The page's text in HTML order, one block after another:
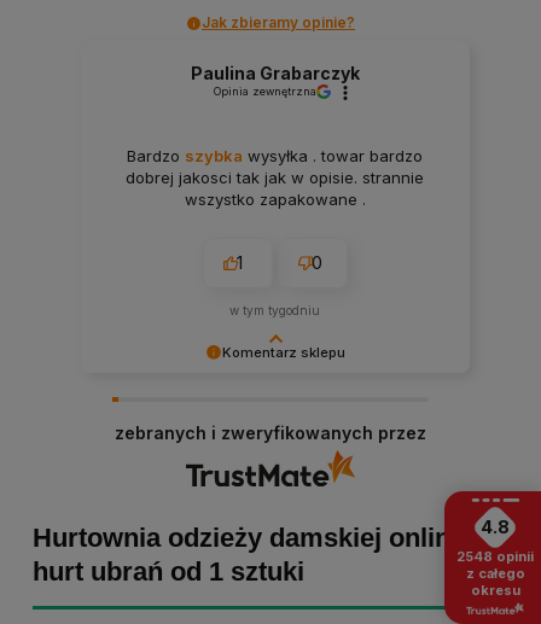
Jak zbieramy opinie?
Komentarz sklepu
skrzydeł, dlatego tym bardziej cieszymy się, że
zakup przebiegł pomyślnie. Obiecujemy
utrzymać dobrą passę - zapraszamy ponownie! :)
Paulina Grabarczyk
Opinia zewnętrzna
Bardzo szybka wysyłka . towar bardzo
dobrej jakosci tak jak w opisie. strannie
wszystko zapakowane .
1 0
w tym tygodniu
zebranych i zweryfikowanych przez
Hurtownia odzieży damskiej online -
hurt ubrań od 1 sztuki
4.8
2548 opinii
z całego
okresu